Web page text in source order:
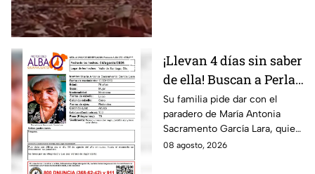
¡Llevan 4 días sin saber
de ella! Buscan a Perla
Alejandra Martín del
Campo Medina,
desaparecida en
Guanajuato
Su familia pide dar con el
paradero de María Antonia
Sacramento García Lara, quien
fue vista por última vez el 4 de
08 agosto, 2026